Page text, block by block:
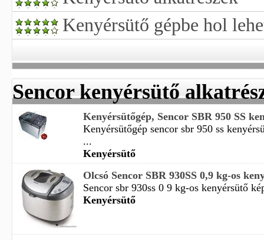
Kenyérsütő gépbe hol
Sencor kenyérsütő
Kenyérsütőgép, Sencor SBR 950 SS
Kenyérsütőgép sencor sbr 950 ss
...
Kenyérsütő
Olcsó Sencor SBR 930SS 0,9 kg-os
Sencor sbr 930ss 0 9 kg-os kenyérsütő
Kenyérsütő